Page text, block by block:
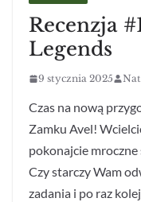
Recenzja
Legends
9 stycznia 2025
Czas na nową
Zamku Avel!
pokonajcie mroczne
Czy starczy Wam
zadania i po raz